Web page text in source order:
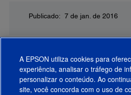
Publicado: 7 de jan. de 2016
A EPSON utiliza cookies para
experiência, analisar o tráfego de
personalizar o conteúdo. Ao
site, você concorda com o uso de